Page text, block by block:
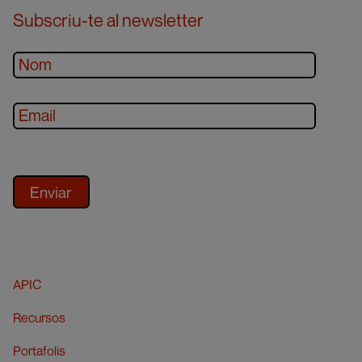
Subscriu-te al newsletter
APIC
Recursos
Portafolis